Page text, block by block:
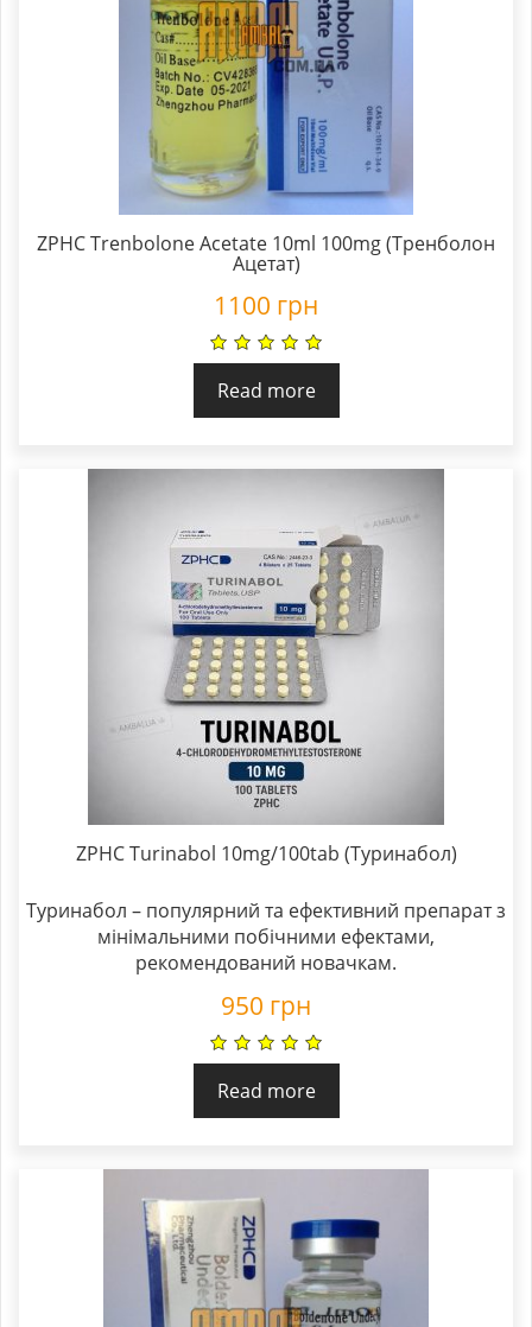
ZPHC Trenbolone Acetate 10ml 100mg (Тренболон
Ацетат)
1100 грн
Read more
ZPHC Turinabol 10mg/100tab (Туринабол)
Туринабол – популярний та ефективний препарат з
мінімальними побічними ефектами,
рекомендований новачкам.
950 грн
Read more